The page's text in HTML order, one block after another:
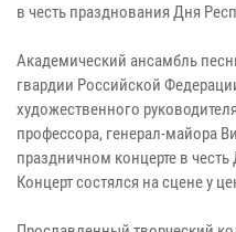
в честь празднования Дня
Академический ансамбль
гвардии Российской
художественного
профессора, генерал-майора
праздничном концерте в
Концерт состялся на сцене у